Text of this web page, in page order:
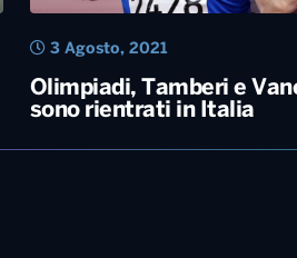
Olimpiadi, Tamberi e
sono rientrati in Italia
3 Agosto, 2021